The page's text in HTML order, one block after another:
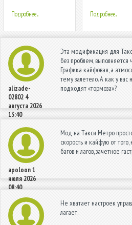
Подробнее... Подробнее...
alizade-
02802 4
августа 2026
13:40
Эта модификация для
без проблем, выполняется
Графика кайфовая, а
тему залетело. А как у вас
подходят «тормоза»?
apoloon1
июля 2026
08:40
Мод на Такси Метро
скорость и кайфую от
багов и лагов, зачетное
Не хватает настроек
лагает.